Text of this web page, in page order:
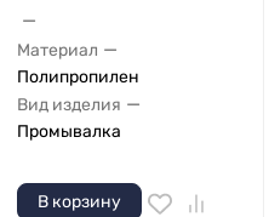
—
Материал —
Полипропилен
Вид изделия —
Промывалка
В корзину